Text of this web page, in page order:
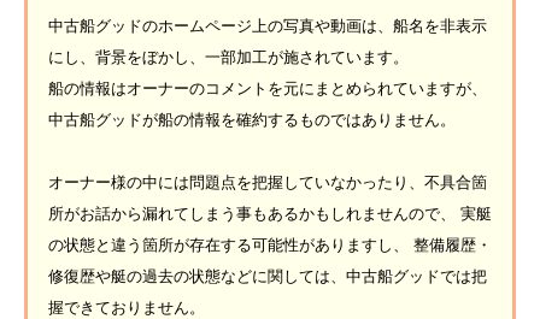
中古船グッドのホームページ上の写真や動画は、船名を非表示
にし、背景をぼかし、一部加工が施されています。
船の情報はオーナーのコメントを元にまとめられていますが、
中古船グッドが船の情報を確約するものではありません。
オーナー様の中には問題点を把握していなかったり、不具合箇
所がお話から漏れてしまう事もあるかもしれませんので、 実艇
の状態と違う箇所が存在する可能性がありますし、 整備履歴・
修復歴や艇の過去の状態などに関しては、中古船グッドでは把
握できておりません。